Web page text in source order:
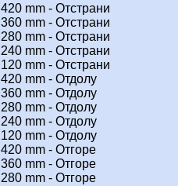
420 mm - Отстрани
360 mm - Отстрани
280 mm - Отстрани
240 mm - Отстрани
120 mm - Отстрани
420 mm - Отдолу
360 mm - Отдолу
280 mm - Отдолу
240 mm - Отдолу
120 mm - Отдолу
420 mm - Отгоре
360 mm - Отгоре
280 mm - Отгоре